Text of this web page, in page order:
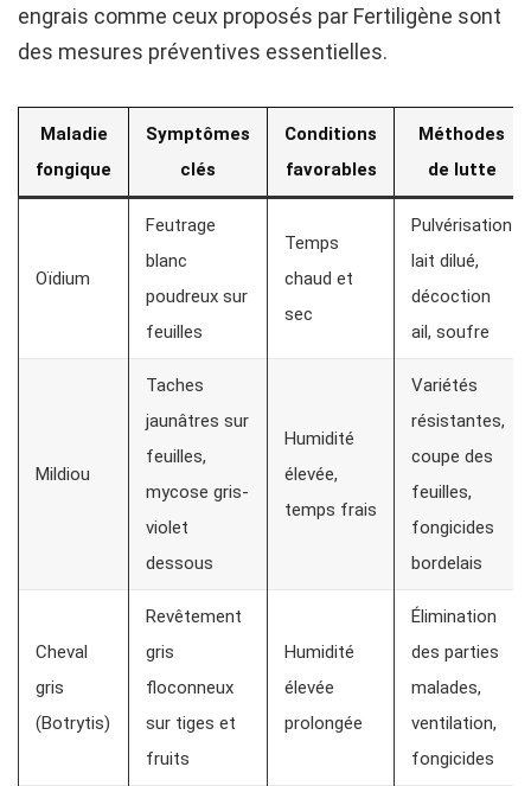
engrais comme ceux proposés par Fertiligène sont
des mesures préventives essentielles.
Maladie
fongique
Symptômes
clés
Conditions
favorables
Méthodes
de lutte
Oïdium
Feutrage
blanc
poudreux sur
feuilles
Temps
chaud et
sec
Pulvérisation
lait dilué,
décoction
ail, soufre
Mildiou
Taches
jaunâtres sur
feuilles,
mycose gris-
violet
dessous
Humidité
élevée,
temps frais
Variétés
résistantes,
coupe des
feuilles,
fongicides
bordelais
Cheval
gris
(Botrytis)
Revêtement
gris
floconneux
sur tiges et
fruits
Humidité
élevée
prolongée
Élimination
des parties
malades,
ventilation,
fongicides